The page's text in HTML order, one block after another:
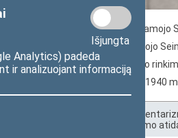
Išjungta
Analytics) padeda
ir analizuojant informaciją
Seimo Pirmininkas Steigiamojo
Steigiamojo
m. Lietuvos Respublikos Seimo
moterims ir moterys 1920–1940
Lietuvos
gegužės 15-oji – Steigiamojo Seimo